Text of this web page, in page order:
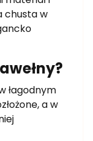
chusta w
łagodnym
a w